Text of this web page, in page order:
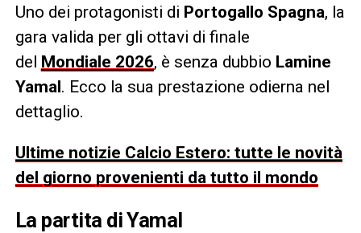
Uno dei protagonisti di Portogallo Spagna, la
gara valida per gli ottavi di finale
del Mondiale 2026, è senza dubbio Lamine
Yamal. Ecco la sua prestazione odierna nel
dettaglio.
Ultime notizie Calcio Estero: tutte le novità
del giorno provenienti da tutto il mondo
La partita di Yamal